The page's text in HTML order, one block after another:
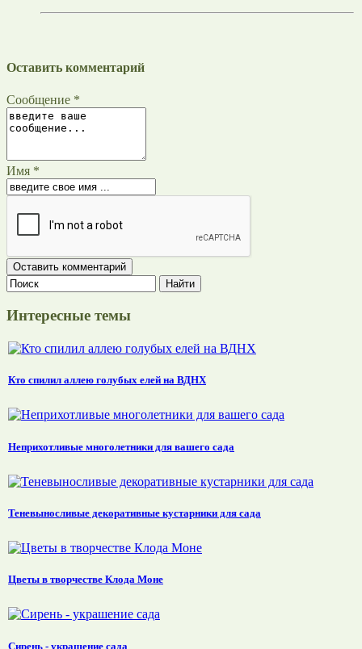
Оставить комментарий
Сообщение *
Имя *
Интересные темы
Кто спилил аллею голубых елей на ВДНХ
Неприхотливые многолетники для вашего сада
Теневыносливые декоративные кустарники для сада
Цветы в творчестве Клода Моне
Сирень - украшение сада